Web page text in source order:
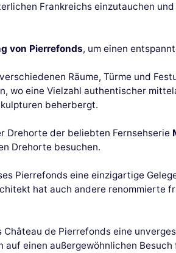
Frankreichs einzutauchen
von Pierrefonds, um einen
Räume, Türme und
wo eine Vielzahl authentischer
beherbergt.
Drehorte der beliebten Fernsehserie
Drehorte besuchen.
Pierrefonds eine einzigartige
hat auch andere renommierte
de Pierrefonds eine
einen außergewöhnlichen